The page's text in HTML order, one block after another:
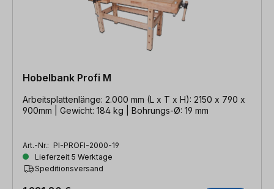
Hobelbank Profi M
Arbeitsplattenlänge: 2.000 mm (L x T x H): 2150 x 790 x
900mm | Gewicht: 184 kg | Bohrungs-Ø: 19 mm
Art.-Nr.: PI-PROFI-2000-19
Lieferzeit 5 Werktage
Speditionsversand